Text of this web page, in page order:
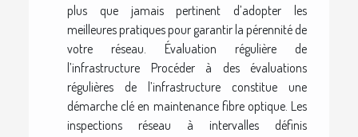
plus que jamais pertinent d’adopter les
meilleures pratiques pour garantir la pérennité de
votre réseau. Évaluation régulière de
l’infrastructure Procéder à des évaluations
régulières de l’infrastructure constitue une
démarche clé en maintenance fibre optique. Les
inspections réseau à intervalles définis